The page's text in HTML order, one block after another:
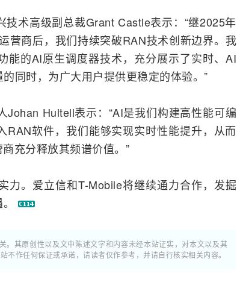
术高级副总裁Grant Castle表示：“继2025年
营商后，我们持续突破RAN技术创新边界。我
能的AI原生调度器技术，充分展示了实时、AI
同时，为广大用户提供更稳定的体验。”
Johan Hultell表示：“AI是我们构建高性能可编
软件，我们能够实现实时性能提升，从而
充分释放其频谱价值。”
力。爱立信和T-Mobile将继续通力合作，发掘
。其原创性以及文中陈述文字和内容未经本站证实，对本文以及其
作任何保证或承诺，请读者仅作参考，并请自行核实相关内容。